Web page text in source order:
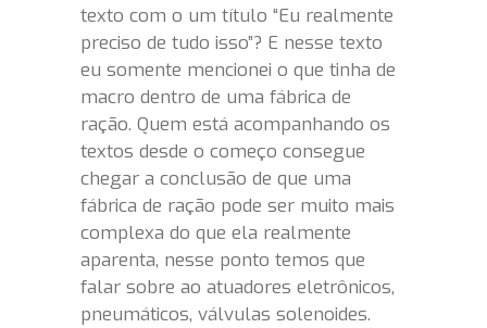
texto com o um título “Eu realmente
preciso de tudo isso”? E nesse texto
eu somente mencionei o que tinha de
macro dentro de uma fábrica de
ração. Quem está acompanhando os
textos desde o começo consegue
chegar a conclusão de que uma
fábrica de ração pode ser muito mais
complexa do que ela realmente
aparenta, nesse ponto temos que
falar sobre ao atuadores eletrônicos,
pneumáticos, válvulas solenoides.